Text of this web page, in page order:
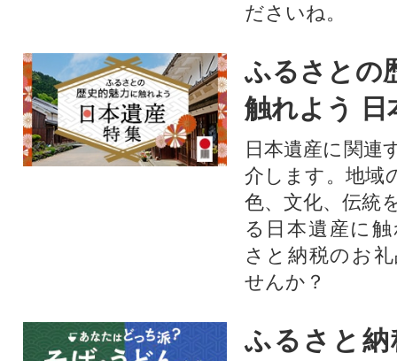
ださいね。
ふるさとの
触れよう 日
日本遺産に関連
介します。地域
色、文化、伝統
る日本遺産に
さと納税のお
せんか？​​​
ふるさと